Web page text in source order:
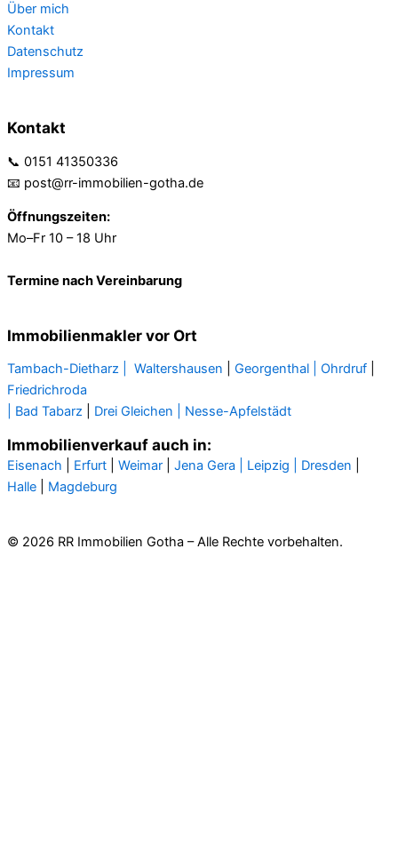
Über mich
Kontakt
Datenschutz
Impressum
Kontakt
📞 0151 41350336
📧 post@rr-immobilien-gotha.de
Öffnungszeiten:
Mo–Fr 10 – 18 Uhr
Termine nach Vereinbarung
Immobilienmakler vor Ort
Tambach-Dietharz | Waltershausen Georgenthal | Ohrdruf
Friedrichroda
| Bad Tabarz
Drei Gleichen | Nesse-Apfelstädt
Immobilienverkauf auch in:
Eisenach Erfurt Weimar Jena Gera | Leipzig | Dresden
Halle
Magdeburg
© 2026 RR Immobilien Gotha – Alle Rechte vorbehalten.